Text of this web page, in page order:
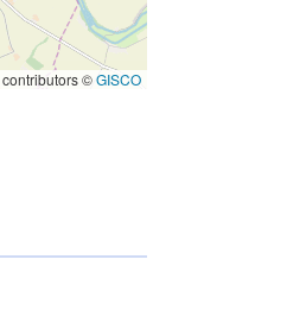
contributors ©GISCO